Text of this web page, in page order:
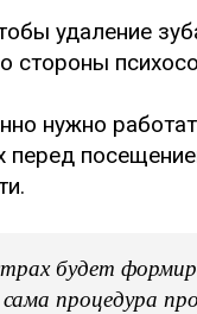
удаление
стороны
нужно
перед
будет
процедура